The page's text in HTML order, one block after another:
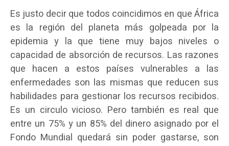
Es justo decir que todos coincidimos en que África
es la región del planeta más golpeada por la
epidemia y la que tiene muy bajos niveles o
capacidad de absorción de recursos. Las razones
que hacen a estos países vulnerables a las
enfermedades son las mismas que reducen sus
habilidades para gestionar los recursos recibidos.
Es un circulo vicioso. Pero también es real que
entre un 75% y un 85% del dinero asignado por el
Fondo Mundial quedará sin poder gastarse, son